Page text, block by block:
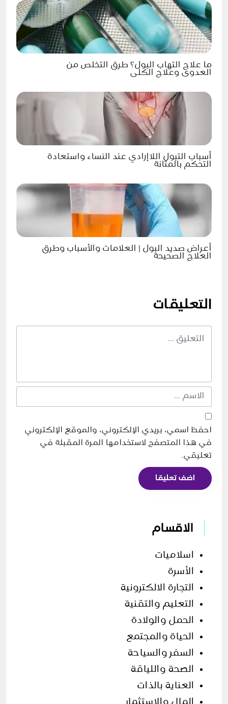
ما علاج التهاب البول؟ طرق التخلص من
العدوى وعلاج الكلى
أسباب التبول اللاإرادي عند النساء واستعادة
التحكم بالمثانة
أعراض صديد البول | العلامات والأسباب وطرق
العلاج الصحيحة
التعليقات
احفظ اسمي، بريدي الإلكتروني، والموقع الإلكتروني
في هذا المتصفح لاستخدامها المرة المقبلة في
تعليقي.
اضف تعليقا
الاقسام
اسلاميات
الأسرة
التجارة الالكترونية
التعليم والتقنية
الحمل والولادة
الحياة والمجتمع
السفر والسياحة
الصحة واللياقة
العناية بالذات
المال والاستثمار